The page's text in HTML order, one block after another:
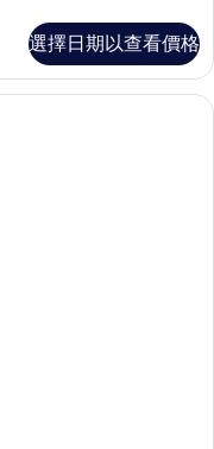
選擇日期以查看價格